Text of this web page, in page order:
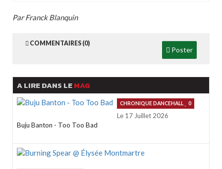
Par Franck Blanquin
COMMENTAIRES (0)
Poster
A LIRE DANS LEMAG
CHRONIQUE DANCEHALL 0
Le 17 Juillet 2026
Buju Banton - Too Too Bad